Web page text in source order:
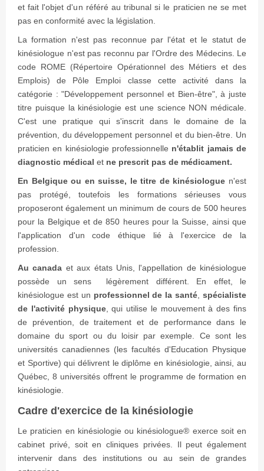
et fait l'objet d'un référé au tribunal si le praticien ne se met
pas en conformité avec la législation.
La formation n'est pas reconnue par l'état et le statut de
kinésiologue n'est pas reconnu par l'Ordre des Médecins. Le
code ROME (Répertoire Opérationnel des Métiers et des
Emplois) de Pôle Emploi classe cette activité dans la
catégorie : "Développement personnel et Bien-être", à juste
titre puisque la kinésiologie est une science NON médicale.
C'est une pratique qui s'inscrit dans le domaine de la
prévention, du développement personnel et du bien-être. Un
praticien en kinésiologie professionnelle n'établit jamais de
diagnostic médical et ne prescrit pas de médicament.
En Belgique ou en suisse, le titre de kinésiologue n'est
pas protégé, toutefois les formations sérieuses vous
proposeront également un minimum de cours de 500 heures
pour la Belgique et de 850 heures pour la Suisse, ainsi que
l'application d'un code éthique lié à l'exercice de la
profession.
Au canada et aux états Unis, l'appellation de kinésiologue
possède un sens légèrement différent. En effet, le
kinésiologue est un professionnel de la santé ,spécialiste
de l'activité physique, qui utilise le mouvement à des fins
de prévention, de traitement et de performance dans le
domaine du sport ou du loisir par exemple. Ce sont les
universités canadiennes (les facultés d'Education Physique
et Sportive) qui délivrent le diplôme en kinésiologie, ainsi, au
Québec, 8 universités offrent le programme de formation en
kinésiologie.
Cadre d'exercice de la kinésiologie
Le praticien en kinésiologie ou kinésiologue® exerce soit en
cabinet privé, soit en cliniques privées. Il peut également
intervenir dans des institutions ou au sein de grandes